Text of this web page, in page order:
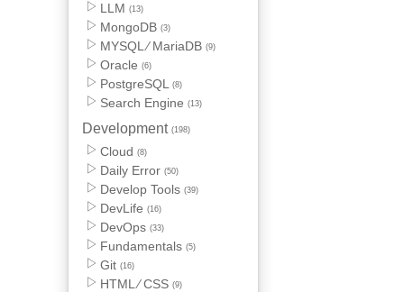
LLM (13)
MongoDB (3)
MYSQL ⁄ MariaDB (9)
Oracle (6)
PostgreSQL (8)
Search Engine (13)
Development (198)
Cloud (8)
Daily Error (50)
Develop Tools (39)
DevLife (16)
DevOps (33)
Fundamentals (5)
Git (16)
HTML ⁄ CSS (9)